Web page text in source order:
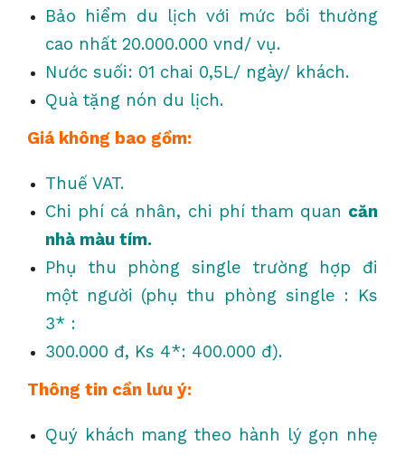
Bảo hiểm du lịch với mức bồi thường
cao nhất 20.000.000 vnd/ vụ.
Nước suối: 01 chai 0,5L/ ngày/ khách.
Quà tặng nón du lịch.
Giá không bao gồm:
Thuế VAT.
Chi phí cá nhân, chi phí tham quan căn
nhà màu tím.
Phụ thu phòng single trường hợp đi
một người (phụ thu phòng single : Ks
3* :
300.000 đ, Ks 4*: 400.000 đ).
Thông tin cần lưu ý:
Quý khách mang theo hành lý gọn nhẹ